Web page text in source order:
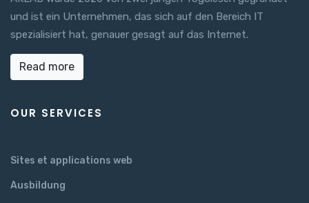
und ist ein Unternehmen, das sich auf den Bereich IT
spezialisiert hat, genauer gesagt auf das Internet.
Read more
OUR SERVICES
Sites et applications web
Ausbildung